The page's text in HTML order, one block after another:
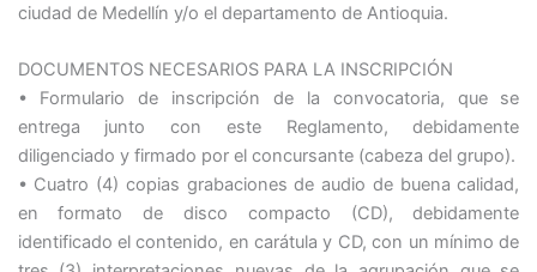
ciudad de Medellín y/o el departamento de Antioquia.
DOCUMENTOS NECESARIOS PARA LA INSCRIPCIÓN
• Formulario de inscripción de la convocatoria, que se
entrega junto con este Reglamento, debidamente
diligenciado y firmado por el concursante (cabeza del grupo).
• Cuatro (4) copias grabaciones de audio de buena calidad,
en formato de disco compacto (CD), debidamente
identificado el contenido, en carátula y CD, con un mínimo de